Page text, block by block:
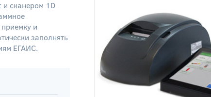
сканером 1D
и
заполнять
ЕГАИС.